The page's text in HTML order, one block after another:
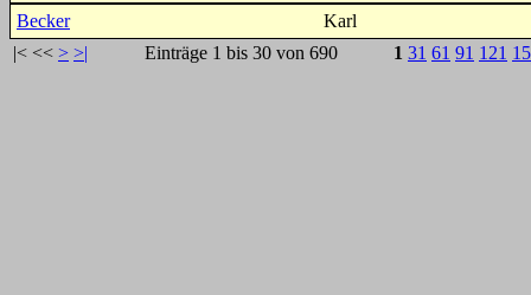
Becker
Karl
|< << > >| Einträge 1 bis 30 von 690 1 31 61 91 121